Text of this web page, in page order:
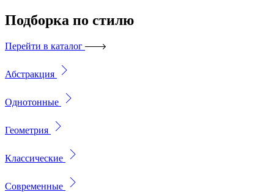
Подборка по стилю
Перейти в каталог
Абстракция
Однотонные
Геометрия
Классические
Современные